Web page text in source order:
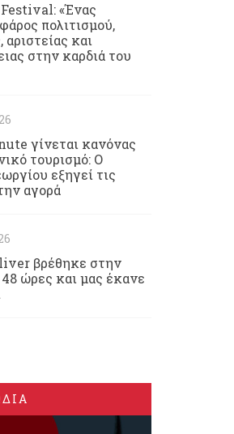
«Ένας
πολιτισμού,
και
στην καρδιά του
γίνεται κανόνας
τουρισμό: Ο
εξηγεί τις
αγορά
βρέθηκε στην
ώρες και μας έκανε